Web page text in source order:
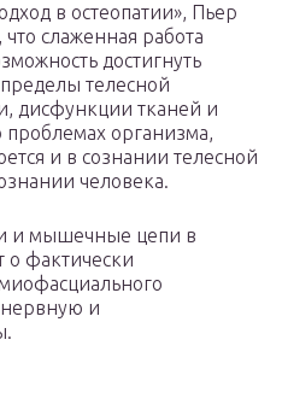
в остеопатии», Пьер
слаженная работа
достигнуть
телесной
дисфункции тканей и
организма,
и в сознании телесной
человека.
и мышечные цепи в
о фактически
и